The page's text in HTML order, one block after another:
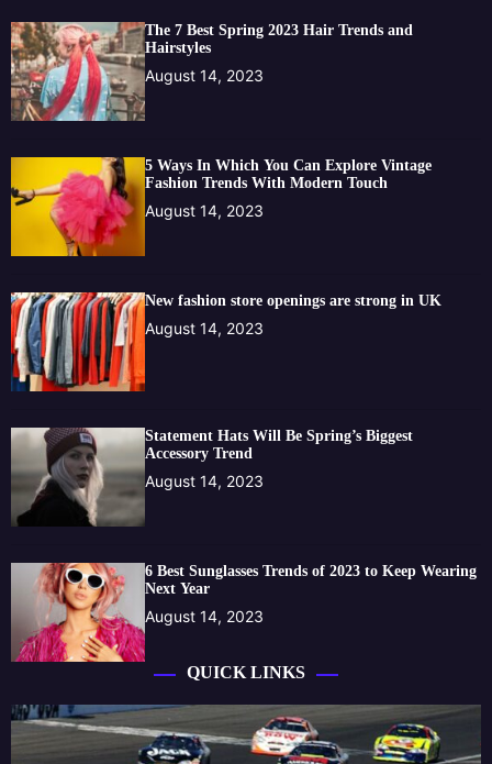
The 7 Best Spring 2023 Hair Trends and
Hairstyles
August 14, 2023
5 Ways In Which You Can Explore Vintage
Fashion Trends With Modern Touch
August 14, 2023
New fashion store openings are strong in UK
August 14, 2023
Statement Hats Will Be Spring’s Biggest
Accessory Trend
August 14, 2023
6 Best Sunglasses Trends of 2023 to Keep Wearing
Next Year
August 14, 2023
QUICK LINKS